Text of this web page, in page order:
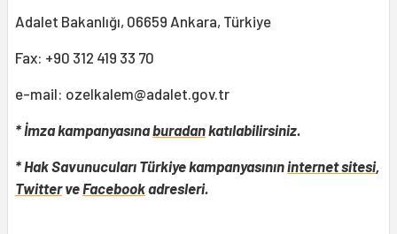
Adalet Bakanlığı, 06659 Ankara, Türkiye
Fax: +90 312 419 33 70
e-mail: ozelkalem@adalet.gov.tr
* İmza kampanyasınaburadankatılabilirsiniz.
* Hak Savunucuları Türkiye kampanyasınıninternet sitesi,
TwitterveFacebookadresleri.